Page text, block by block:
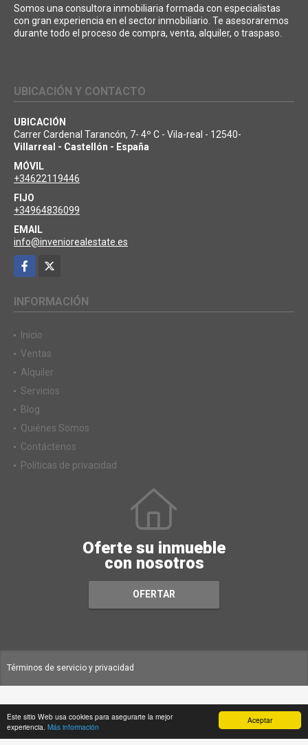
Aceptar
Este sitio Web usa cookies para asegurarte la mejor
experiencia. Más información
Somos una consultora inmobiliaria formada con especialistas
con gran experiencia en el sector inmobiliario. Te asesoraremos
durante todo el proceso de compra, venta, alquiler, o traspaso.
UBICACIÓN Y CONTACTO
UBICACIÓN
Carrer Cardenal Tarancón, 7- 4º C - Vila-real - 12540-
Villarreal - Castellón - España
MÓVIL
+34622119446
FIJO
+34964836099
EMAIL
info@inveniorealestate.es
Facebook
INFORMACIÓN
Inicio
Ventas
Alquiler
Servicios
Blog
Quiénes Somos
Contáctenos
Políticas de privacidad
Oferte su inmueble
con nosotros
OFERTAR
Términos de servicio y privacidad